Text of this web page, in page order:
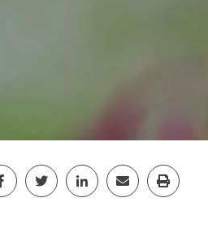
Jaa Facebook
Jaa TwitterJaa LinkedinJaa EmailJaa Print